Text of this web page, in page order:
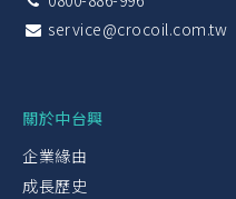
service@crocoil.com.tw
關於中台興
企業緣由
成長歷史